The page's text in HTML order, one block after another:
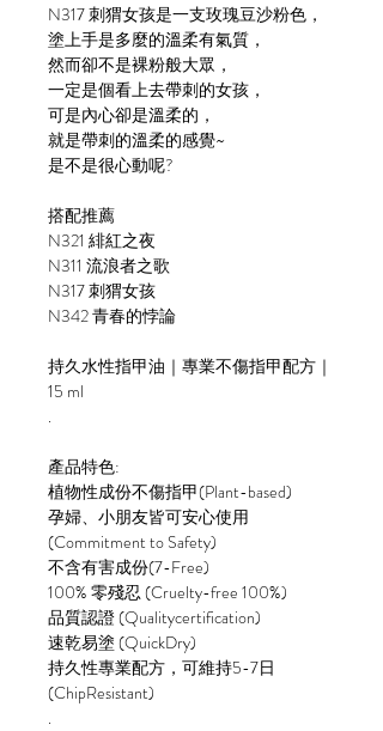
N317 刺猬女孩是一支玫瑰豆沙粉色，
塗上手是多麼的溫柔有氣質，
然而卻不是裸粉般大眾，
一定是個看上去帶刺的女孩，
可是內心卻是溫柔的，
就是帶刺的溫柔的感覺~
是不是很心動呢?
搭配推薦
N321 緋紅之夜
N311 流浪者之歌
N317 刺猬女孩
N342 青春的悖論
持久水性指甲油｜專業不傷指甲配方｜
15 ml
.
產品特色:
植物性成份不傷指甲(Plant-based)
孕婦、小朋友皆可安心使用
(Commitment to Safety)
不含有害成份(7-Free)
100% 零殘忍 (Cruelty-free 100%)
品質認證 (Qualitycertification)
速乾易塗 (QuickDry)
持久性專業配方，可維持5-7日
(ChipResistant)
.